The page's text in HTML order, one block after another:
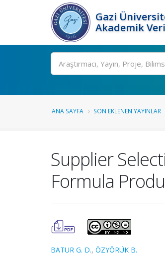
Gazi
Akademik
Ara
ANA SAYFA SON EKLENEN YAYINLAR
Supplier
Formula
BATUR G. D., ÖZYÖRÜK B.